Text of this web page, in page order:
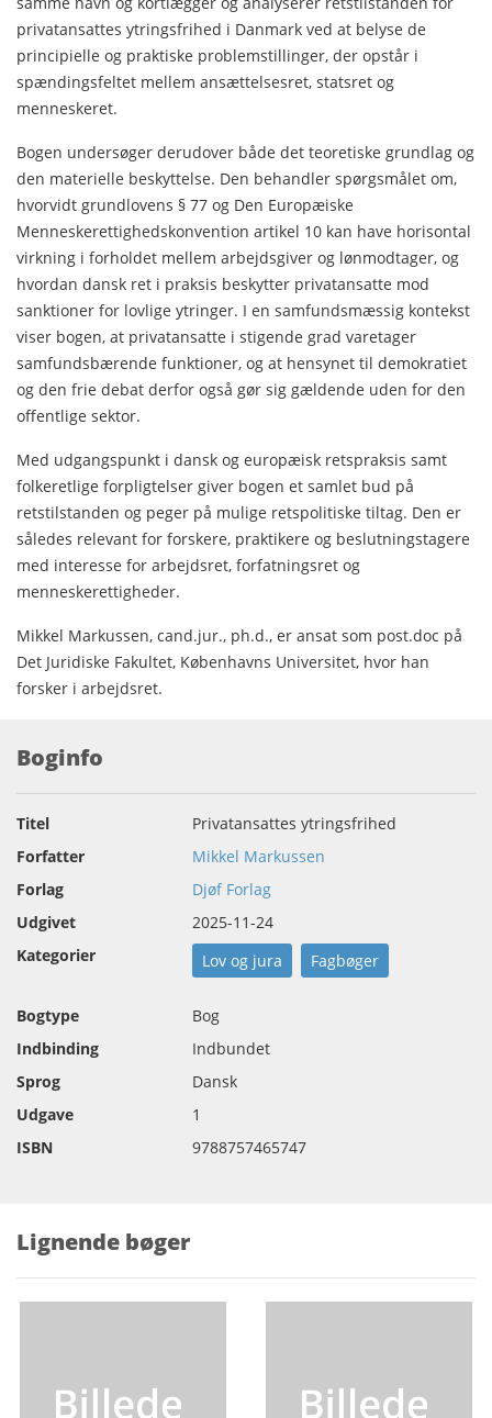
privatansattes ytringsfrihed i Danmark ved at belyse de
principielle og praktiske problemstillinger, der opstår i
spændingsfeltet mellem ansættelsesret, statsret og
menneskeret.
Bogen undersøger derudover både det teoretiske grundlag og
den materielle beskyttelse. Den behandler spørgsmålet om,
hvorvidt grundlovens § 77 og Den Europæiske
Menneskerettighedskonvention artikel 10 kan have horisontal
virkning i forholdet mellem arbejdsgiver og lønmodtager, og
hvordan dansk ret i praksis beskytter privatansatte mod
sanktioner for lovlige ytringer. I en samfundsmæssig kontekst
viser bogen, at privatansatte i stigende grad varetager
samfundsbærende funktioner, og at hensynet til demokratiet
og den frie debat derfor også gør sig gældende uden for den
offentlige sektor.
Med udgangspunkt i dansk og europæisk retspraksis samt
folkeretlige forpligtelser giver bogen et samlet bud på
retstilstanden og peger på mulige retspolitiske tiltag. Den er
således relevant for forskere, praktikere og beslutningstagere
med interesse for arbejdsret, forfatningsret og
menneskerettigheder.
Mikkel Markussen, cand.jur., ph.d., er ansat som post.doc på
Det Juridiske Fakultet, Københavns Universitet, hvor han
forsker i arbejdsret.
Boginfo
Titel
Privatansattes ytringsfrihed
Forfatter
Mikkel Markussen
Forlag
Djøf Forlag
Udgivet
2025-11-24
Kategorier
Lov og jura Fagbøger
Bogtype
Bog
Indbinding
Indbundet
Sprog
Dansk
Udgave
1
ISBN
9788757465747
Lignende bøger